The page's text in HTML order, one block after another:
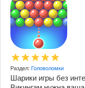
Раздел: Головоломки
Шарики игры без